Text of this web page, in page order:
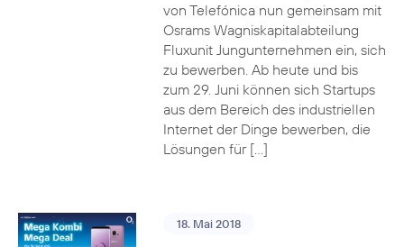
von Telefónica nun gemeinsam mit
Osrams Wagniskapitalabteilung
Fluxunit Jungunternehmen ein, sich
zu bewerben. Ab heute und bis
zum 29. Juni können sich Startups
aus dem Bereich des industriellen
Internet der Dinge bewerben, die
Lösungen für […]
18. Mai 2018